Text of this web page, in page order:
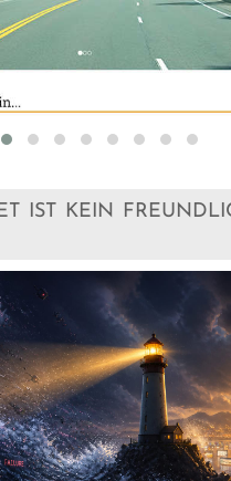
ist kein